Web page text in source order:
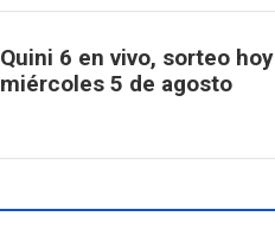
Quini 6 en vivo, sorteo hoy
miércoles 5 de agosto